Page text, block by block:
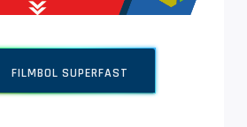
: Dolby Digital
: Türkçe | www.filmbol.org
FILMBOL SUPERFAST